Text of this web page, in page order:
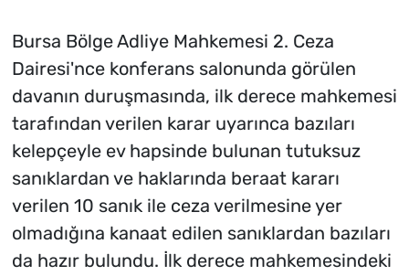
Bursa Bölge Adliye Mahkemesi 2. Ceza
Dairesi'nce konferans salonunda görülen
davanın duruşmasında, ilk derece mahkemesi
tarafından verilen karar uyarınca bazıları
kelepçeyle ev hapsinde bulunan tutuksuz
sanıklardan ve haklarında beraat kararı
verilen 10 sanık ile ceza verilmesine yer
olmadığına kanaat edilen sanıklardan bazıları
da hazır bulundu. İlk derece mahkemesindeki